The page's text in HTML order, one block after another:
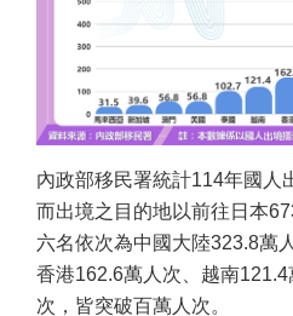
內政部移民署統計114年國人
而出境之目的地以前往日本
六名依次為中國大陸323.8萬
香港162.6萬人次、越南
次，皆突破百萬人次。